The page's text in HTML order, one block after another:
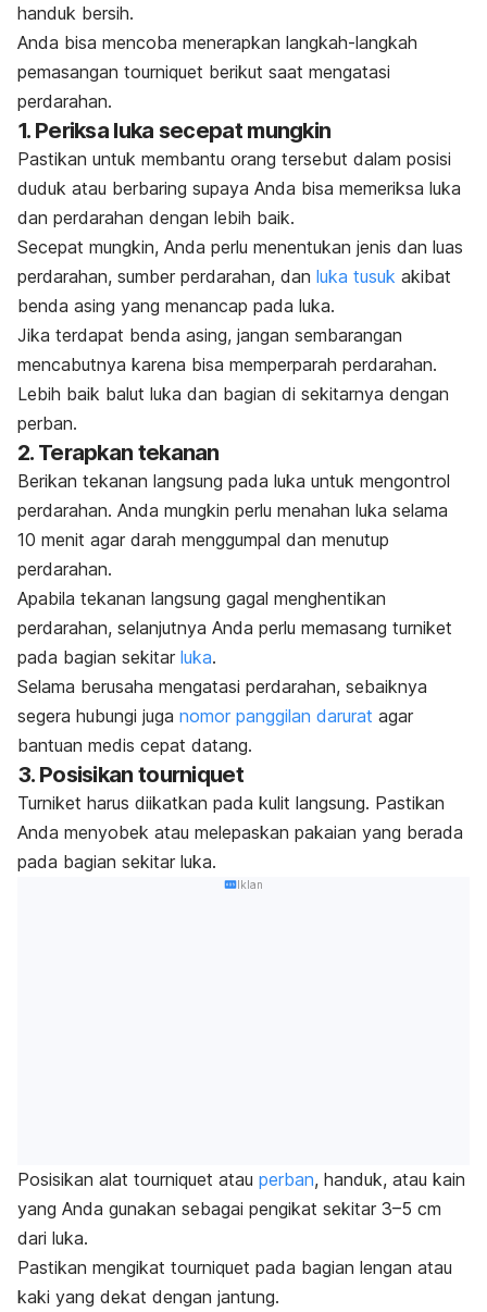
handuk bersih.
Anda bisa mencoba menerapkan langkah-langkah
pemasangan tourniquet berikut saat mengatasi
perdarahan.
1. Periksa luka secepat mungkin
Pastikan untuk membantu orang tersebut dalam posisi
duduk atau berbaring supaya Anda bisa memeriksa luka
dan perdarahan dengan lebih baik.
Secepat mungkin, Anda perlu menentukan jenis dan luas
perdarahan, sumber perdarahan, dan luka tusuk akibat
benda asing yang menancap pada luka.
Jika terdapat benda asing, jangan sembarangan
mencabutnya karena bisa memperparah perdarahan.
Lebih baik balut luka dan bagian di sekitarnya dengan
perban.
2. Terapkan tekanan
Berikan tekanan langsung pada luka untuk mengontrol
perdarahan. Anda mungkin perlu menahan luka selama
10 menit agar darah menggumpal dan menutup
perdarahan.
Apabila tekanan langsung gagal menghentikan
perdarahan, selanjutnya Anda perlu memasang turniket
pada bagian sekitar luka.
Selama berusaha mengatasi perdarahan, sebaiknya
segera hubungi juga nomor panggilan darurat agar
bantuan medis cepat datang.
3. Posisikan tourniquet
Turniket harus diikatkan pada kulit langsung. Pastikan
Anda menyobek atau melepaskan pakaian yang berada
pada bagian sekitar luka.
Iklan
Posisikan alat tourniquet atau perban, handuk, atau kain
yang Anda gunakan sebagai pengikat sekitar 3–5 cm
dari luka.
Pastikan mengikat tourniquet pada bagian lengan atau
kaki yang dekat dengan jantung.